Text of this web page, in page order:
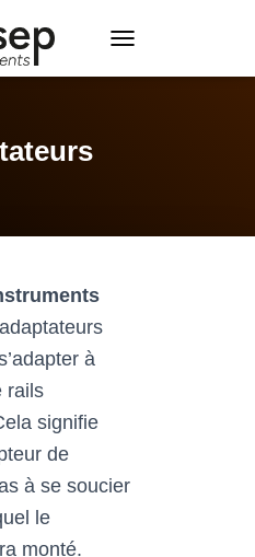
O
à
rails
signifie
de
à se soucier
le
monté.